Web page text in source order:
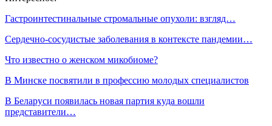
Гастроинтестинальные стромальные опухоли: взгляд…
Сердечно-сосудистые заболевания в контексте пандемии…
Что известно о женском микобиоме?
В Минске посвятили в профессию молодых специалистов
В Беларуси появилась новая партия куда вошли
представители…